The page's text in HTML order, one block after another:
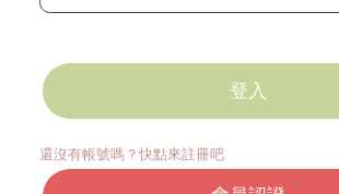
還沒有帳號嗎？快點來註冊吧